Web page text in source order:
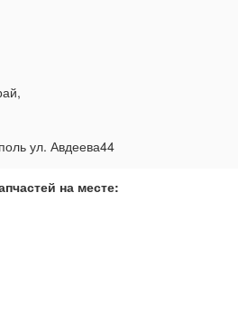
ул. Авдеева44
на месте: